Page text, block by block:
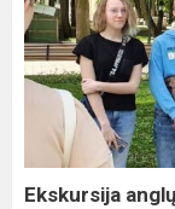
anglų
kalba
Ekskursija